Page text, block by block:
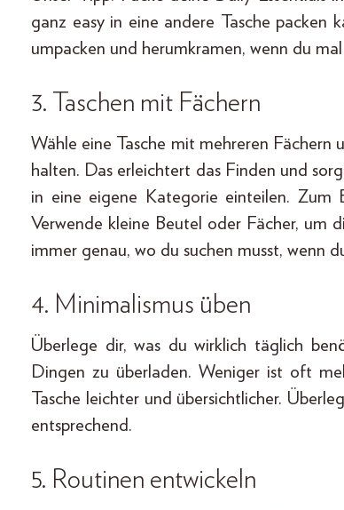
ganz easy in eine andere Tasche packen
umpacken und herumkramen, wenn du
3. Taschen mit Fächern
Wähle eine Tasche mit mehreren Fächern
halten. Das erleichtert das Finden und
in eine eigene Kategorie einteilen. Zum
Verwende kleine Beutel oder Fächer, um
immer genau, wo du suchen musst, wenn
4. Minimalismus üben
Überlege dir, was du wirklich täglich
Dingen zu überladen. Weniger ist oft
Tasche leichter und übersichtlicher.
entsprechend.
5. Routinen entwickeln